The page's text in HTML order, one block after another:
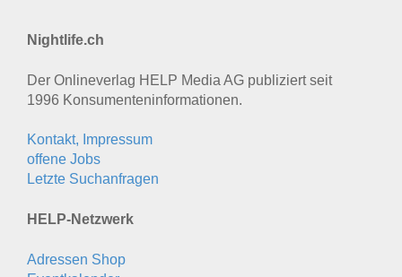
Nightlife.ch
Der Onlineverlag HELP Media AG publiziert seit
1996 Konsumenten­informationen.
Kontakt, Impressum
offene Jobs
Letzte Suchanfragen
HELP-Netzwerk
Adressen Shop